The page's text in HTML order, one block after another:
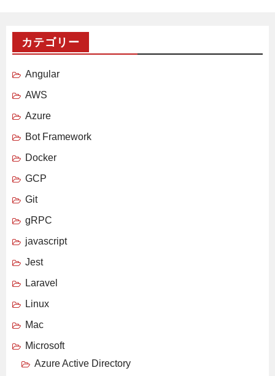
カテゴリー
Angular
AWS
Azure
Bot Framework
Docker
GCP
Git
gRPC
javascript
Jest
Laravel
Linux
Mac
Microsoft
Azure Active Directory